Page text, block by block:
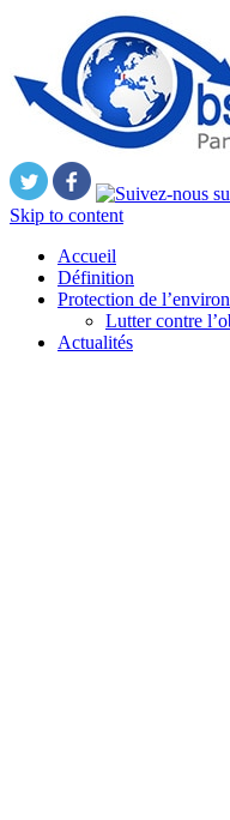
Skip to content
Accueil
Définition
Protection de
Lutter contre
Actualités